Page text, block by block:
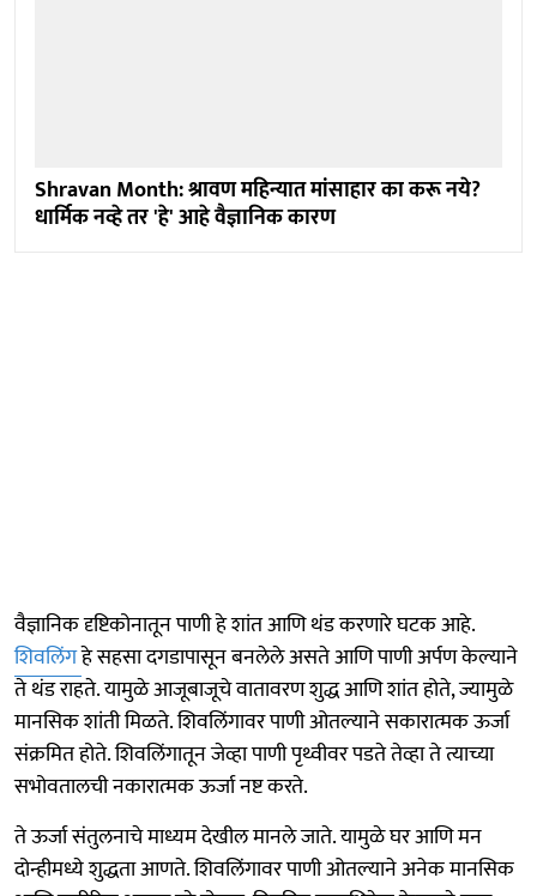
Shravan Month: श्रावण महिन्यात मांसाहार का करू नये?
धार्मिक नव्हे तर 'हे' आहे वैज्ञानिक कारण
वैज्ञानिक दृष्टिकोनातून पाणी हे शांत आणि थंड करणारे घटक आहे.
शिवलिंगहे सहसा दगडापासून बनलेले असते आणि पाणी अर्पण केल्याने
ते थंड राहते. यामुळे आजूबाजूचे वातावरण शुद्ध आणि शांत होते, ज्यामुळे
मानसिक शांती मिळते. शिवलिंगावर पाणी ओतल्याने सकारात्मक ऊर्जा
संक्रमित होते. शिवलिंगातून जेव्हा पाणी पृथ्वीवर पडते तेव्हा ते त्याच्या
सभोवतालची नकारात्मक ऊर्जा नष्ट करते.
ते ऊर्जा संतुलनाचे माध्यम देखील मानले जाते. यामुळे घर आणि मन
दोन्हीमध्ये शुद्धता आणते. शिवलिंगावर पाणी ओतल्याने अनेक मानसिक